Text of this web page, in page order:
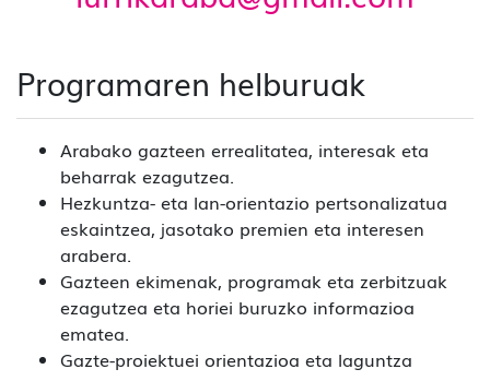
Programaren helburuak
Arabako gazteen errealitatea, interesak eta
beharrak ezagutzea.
Hezkuntza- eta lan-orientazio pertsonalizatua
eskaintzea, jasotako premien eta interesen
arabera.
Gazteen ekimenak, programak eta zerbitzuak
ezagutzea eta horiei buruzko informazioa
ematea.
Gazte-proiektuei orientazioa eta laguntza